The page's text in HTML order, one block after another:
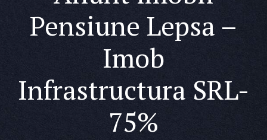
Pensiune Lepsa –
Imob
Infrastructura SRL-
75%